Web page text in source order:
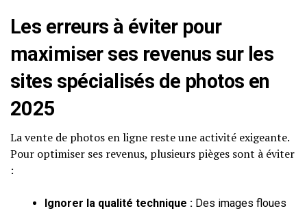
Les erreurs à éviter pour
maximiser ses revenus sur les
sites spécialisés de photos en
2025
La vente de photos en ligne reste une activité exigeante.
Pour optimiser ses revenus, plusieurs pièges sont à éviter
:
Ignorer la qualité technique : Des images floues